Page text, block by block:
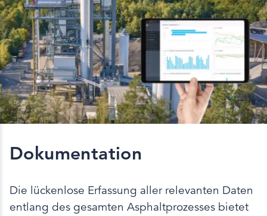
Dokumentation
Die lückenlose Erfassung aller relevanten Daten
entlang des gesamten Asphaltprozesses bietet